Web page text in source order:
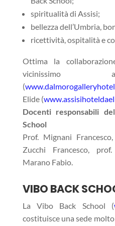
spiritualità di Assisi;
bellezza dell’Umbria,
ricettività, ospitalità e
Ottima la
vicinissimo
(
Elide (
Docenti responsabili
School
Prof. Mignani
Zucchi Francesco,
Marano Fabio.
VIBO BACK
La Vibo Back School (
costituisce una sede